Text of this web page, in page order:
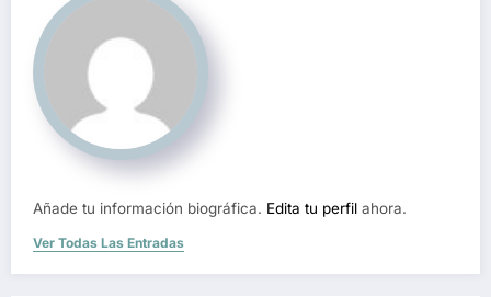
Añade tu información biográfica. Edita tu perfil ahora.
Ver Todas Las Entradas